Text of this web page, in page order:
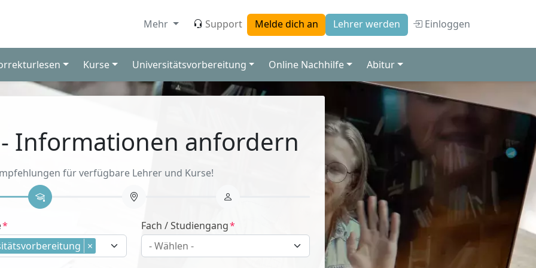
Mehr Support Melde dich an Lehrer werden Einloggen
Kurse Universitätsvorbereitung Online Nachhilfe Abitur
Informationen anfordern
für verfügbare Lehrer und Kurse!
×
Fach / Studiengang